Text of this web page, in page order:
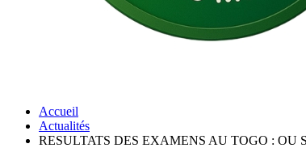
Accueil
Actualités
RESULTATS DES EXAMENS AU TOGO : OU